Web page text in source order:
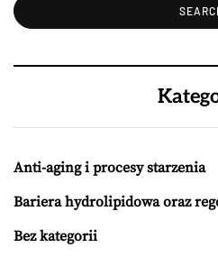
Anti-aging i procesy starzenia
Bariera hydrolipidowa oraz
Bez kategorii